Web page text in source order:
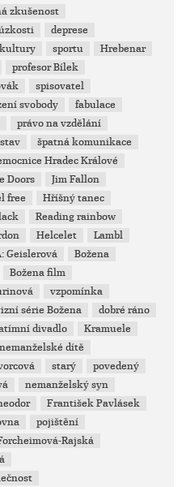
zkušenost
deprese
sportu
Hrebenar
profesor Bílek
spisovatel
svobody
fabulace
právo na vzdělání
špatná komunikace
Hradec Králové
Doors
Jim Fallon
free
Hříšný tanec
Reading rainbow
Helcelet
Lambl
Geislerová
Božena
Božena film
vzpomínka
série Božena
dobré ráno
divadlo
Kramuele
nemanželské dítě
starý
povedený
nemanželský syn
František Pavlásek
pojištění
Rajská